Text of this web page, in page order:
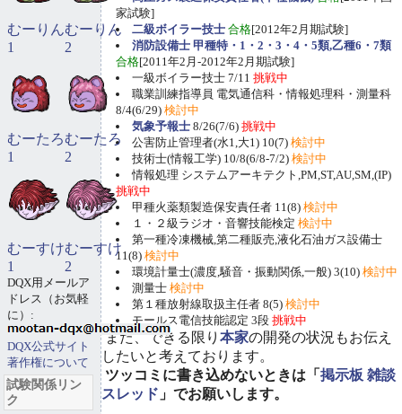
家試験]
二級ボイラー技士 合格[2012年2月期試験]
消防設備士 甲種特・1・2・3・4・5類,乙種6・7類
合格[2011年2月-2012年2月期試験]
一級ボイラー技士 7/11 挑戦中
職業訓練指導員 電気通信科・情報処理科・測量科
8/4(6/29) 検討中
気象予報士 8/26(7/6) 挑戦中
公害防止管理者(水1,大1) 10(7) 検討中
技術士(情報工学) 10/8(6/8-7/2) 検討中
情報処理 システムアーキテクト,PM,ST,AU,SM,(IP)
挑戦中
甲種火薬類製造保安責任者 11(8) 検討中
１・２級ラジオ・音響技能検定 検討中
第一種冷凍機械,第二種販売,液化石油ガス設備士
11(8) 検討中
環境計量士(濃度,騒音・振動関係,一般) 3(10) 検討中
測量士 検討中
第１種放射線取扱主任者 8(5) 検討中
モールス電信技能認定 3段 挑戦中
また、できる限り 本家の開発の状況もお伝え
したいと考えております。
ツッコミに書き込めないときは「 掲示板 雑談
スレッド 」でお願いします。
むーりん
1
むーりん
2
むーたろ
1
むーたろ
2
むーすけ
1
むーすけ
2
DQX用メールア
ドレス（お気軽
に）:
DQX公式サイト
著作権について
試験関係リン
ク